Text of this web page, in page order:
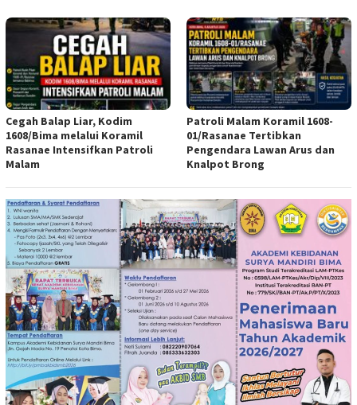
Cegah Balap Liar, Kodim
1608/Bima melalui Koramil
Rasanae Intensifkan Patroli
Malam
Patroli Malam Koramil 1608-
01/Rasanae Tertibkan
Pengendara Lawan Arus dan
Knalpot Brong